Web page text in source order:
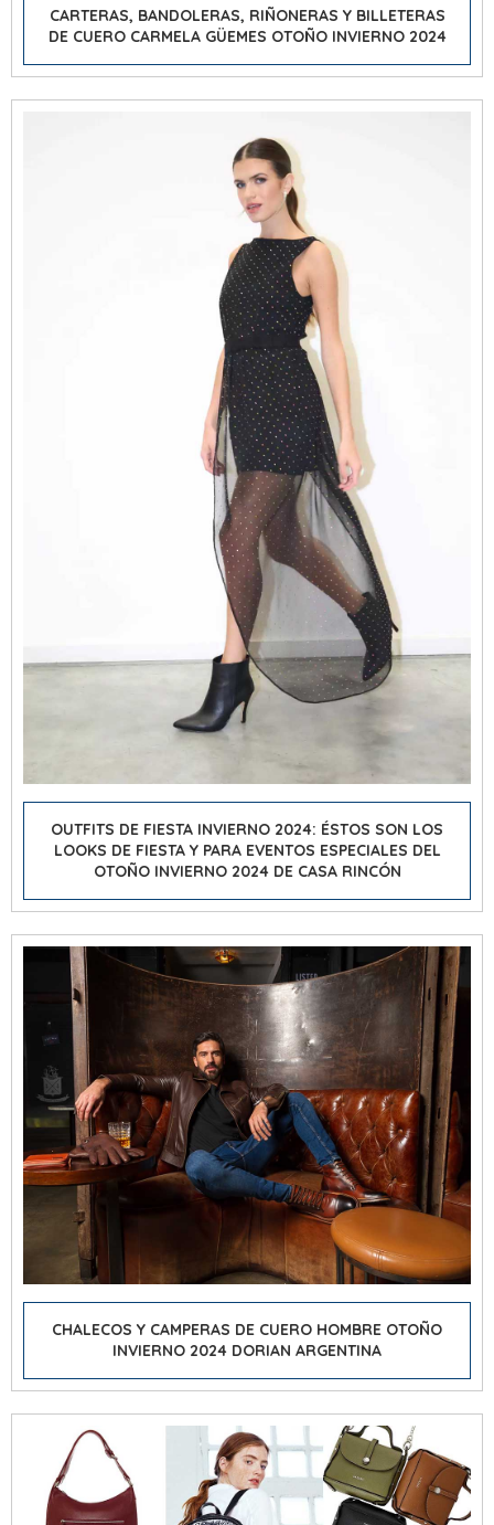
CARTERAS, BANDOLERAS, RIÑONERAS Y BILLETERAS
DE CUERO CARMELA GÜEMES OTOÑO INVIERNO 2024
OUTFITS DE FIESTA INVIERNO 2024: ÉSTOS SON LOS
LOOKS DE FIESTA Y PARA EVENTOS ESPECIALES DEL
OTOÑO INVIERNO 2024 DE CASA RINCÓN
CHALECOS Y CAMPERAS DE CUERO HOMBRE OTOÑO
INVIERNO 2024 DORIAN ARGENTINA